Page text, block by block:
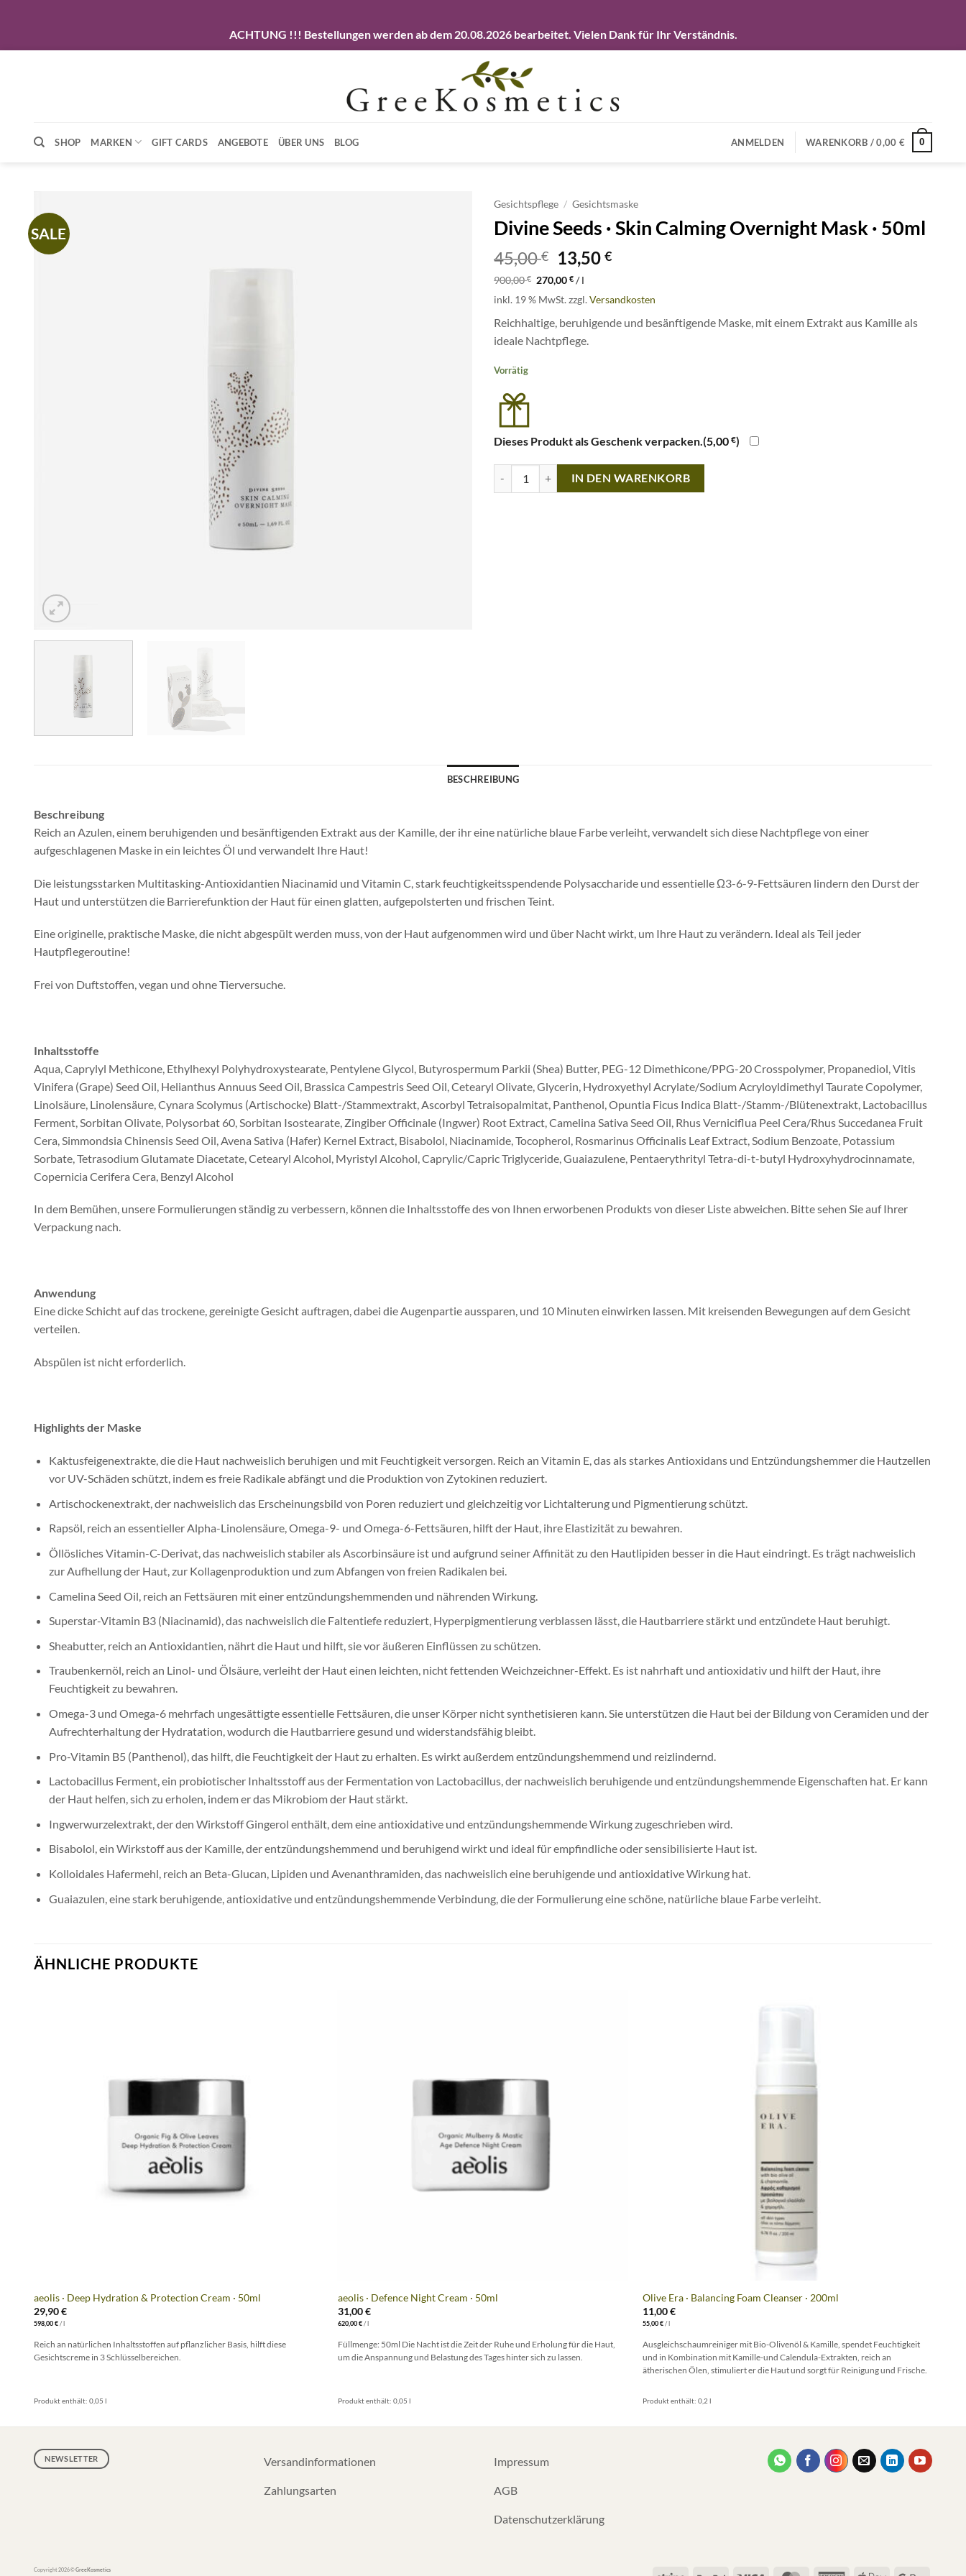
ACHTUNG !!! Bestellungen werden ab dem 20.08.2026 bearbeitet. Vielen Dank für Ihr Verständnis.
SHOP MARKEN GIFT CARDS ANGEBOTE ÜBER UNS BLOG ANMELDEN WARENKORB /0,00 € 0
SALE
Gesichtspflege / Gesichtsmaske
Divine Seeds · Skin Calming Overnight Mask · 50ml
45,00€
Ursprünglicher
Preis
war:
45,00 €
13,50€Aktueller
ist:
13,50 €.
900,00€ 270,00€ /l
inkl. 19 % MwSt.zzgl.Versandkosten
Reichhaltige, beruhigende und besänftigende Maske, mit einem Extrakt aus Kamille als
ideale Nachtpflege.
Vorrätig
Dieses Produkt als Geschenk verpacken.(5,00 €)
Divine Seeds · Skin Calming Overnight Mask · 50ml Menge
IN DEN WARENKORB
BESCHREIBUNG
Beschreibung
Reich an Azulen, einem beruhigenden und besänftigenden Extrakt aus der Kamille, der ihr eine natürliche blaue Farbe verleiht, verwandelt sich diese Nachtpflege von einer
aufgeschlagenen Maske in ein leichtes Öl und verwandelt Ihre Haut!
Die leistungsstarken Multitasking-Antioxidantien Νiacinamid und Vitamin C, stark feuchtigkeitsspendende Polysaccharide und essentielle Ω3-6-9-Fettsäuren lindern den Durst der
Haut und unterstützen die Barrierefunktion der Haut für einen glatten, aufgepolsterten und frischen Teint.
Eine originelle, praktische Maske, die nicht abgespült werden muss, von der Haut aufgenommen wird und über Nacht wirkt, um Ihre Haut zu verändern. Ideal als Teil jeder
Hautpflegeroutine!
Frei von Duftstoffen, vegan und ohne Tierversuche.
Inhaltsstoffe
Aqua, Caprylyl Methicone, Ethylhexyl Polyhydroxystearate, Pentylene Glycol, Butyrospermum Parkii (Shea) Butter, PEG-12 Dimethicone/PPG-20 Crosspolymer, Propanediol, Vitis
Vinifera (Grape) Seed Oil, Helianthus Annuus Seed Oil, Brassica Campestris Seed Oil, Cetearyl Olivate, Glycerin, Hydroxyethyl Acrylate/Sodium Acryloyldimethyl Taurate Copolymer,
Linolsäure, Linolensäure, Cynara Scolymus (Artischocke) Blatt-/Stammextrakt, Ascorbyl Tetraisopalmitat, Panthenol, Opuntia Ficus Indica Blatt-/Stamm-/Blütenextrakt, Lactobacillus
Ferment, Sorbitan Olivate, Polysorbat 60, Sorbitan Isostearate, Zingiber Officinale (Ingwer) Root Extract, Camelina Sativa Seed Oil, Rhus Verniciflua Peel Cera/Rhus Succedanea Fruit
Cera, Simmondsia Chinensis Seed Oil, Avena Sativa (Hafer) Kernel Extract, Bisabolol, Niacinamide, Tocopherol, Rosmarinus Officinalis Leaf Extract, Sodium Benzoate, Potassium
Sorbate, Tetrasodium Glutamate Diacetate, Cetearyl Alcohol, Myristyl Alcohol, Caprylic/Capric Triglyceride, Guaiazulene, Pentaerythrityl Tetra-di-t-butyl Hydroxyhydrocinnamate,
Copernicia Cerifera Cera, Benzyl Alcohol
In dem Bemühen, unsere Formulierungen ständig zu verbessern, können die Inhaltsstoffe des von Ihnen erworbenen Produkts von dieser Liste abweichen. Bitte sehen Sie auf Ihrer
Verpackung nach.
Anwendung
Eine dicke Schicht auf das trockene, gereinigte Gesicht auftragen, dabei die Augenpartie aussparen, und 10 Minuten einwirken lassen. Mit kreisenden Bewegungen auf dem Gesicht
verteilen.
Abspülen ist nicht erforderlich.
Highlights der Maske
Kaktusfeigenextrakte, die die Haut nachweislich beruhigen und mit Feuchtigkeit versorgen. Reich an Vitamin E, das als starkes Antioxidans und Entzündungshemmer die Hautzellen
vor UV-Schäden schützt, indem es freie Radikale abfängt und die Produktion von Zytokinen reduziert.
Artischockenextrakt, der nachweislich das Erscheinungsbild von Poren reduziert und gleichzeitig vor Lichtalterung und Pigmentierung schützt.
Rapsöl, reich an essentieller Alpha-Linolensäure, Omega-9- und Omega-6-Fettsäuren, hilft der Haut, ihre Elastizität zu bewahren.
Öllösliches Vitamin-C-Derivat, das nachweislich stabiler als Ascorbinsäure ist und aufgrund seiner Affinität zu den Hautlipiden besser in die Haut eindringt. Es trägt nachweislich
zur Aufhellung der Haut, zur Kollagenproduktion und zum Abfangen von freien Radikalen bei.
Camelina Seed Oil, reich an Fettsäuren mit einer entzündungshemmenden und nährenden Wirkung.
Superstar-Vitamin B3 (Niacinamid), das nachweislich die Faltentiefe reduziert, Hyperpigmentierung verblassen lässt, die Hautbarriere stärkt und entzündete Haut beruhigt.
Sheabutter, reich an Antioxidantien, nährt die Haut und hilft, sie vor äußeren Einflüssen zu schützen.
Traubenkernöl, reich an Linol- und Ölsäure, verleiht der Haut einen leichten, nicht fettenden Weichzeichner-Effekt. Es ist nahrhaft und antioxidativ und hilft der Haut, ihre
Feuchtigkeit zu bewahren.
Omega-3 und Omega-6 mehrfach ungesättigte essentielle Fettsäuren, die unser Körper nicht synthetisieren kann. Sie unterstützen die Haut bei der Bildung von Ceramiden und der
Aufrechterhaltung der Hydratation, wodurch die Hautbarriere gesund und widerstandsfähig bleibt.
Pro-Vitamin B5 (Panthenol), das hilft, die Feuchtigkeit der Haut zu erhalten. Es wirkt außerdem entzündungshemmend und reizlindernd.
Lactobacillus Ferment, ein probiotischer Inhaltsstoff aus der Fermentation von Lactobacillus, der nachweislich beruhigende und entzündungshemmende Eigenschaften hat. Er kann
der Haut helfen, sich zu erholen, indem er das Mikrobiom der Haut stärkt.
Ingwerwurzelextrakt, der den Wirkstoff Gingerol enthält, dem eine antioxidative und entzündungshemmende Wirkung zugeschrieben wird.
Bisabolol, ein Wirkstoff aus der Kamille, der entzündungshemmend und beruhigend wirkt und ideal für empfindliche oder sensibilisierte Haut ist.
Kolloidales Hafermehl, reich an Beta-Glucan, Lipiden und Avenanthramiden, das nachweislich eine beruhigende und antioxidative Wirkung hat.
Guaiazulen, eine stark beruhigende, antioxidative und entzündungshemmende Verbindung, die der Formulierung eine schöne, natürliche blaue Farbe verleiht.
ÄHNLICHE PRODUKTE
aeolis · Deep Hydration & Protection Cream · 50ml
29,90€
598,00€/l
Reich an natürlichen Inhaltsstoffen auf pflanzlicher Basis, hilft diese
Gesichtscreme in 3 Schlüsselbereichen.
Produkt enthält: 0,05
aeolis · Defence Night Cream · 50ml
31,00€
620,00€/l
Füllmenge: 50ml Die Nacht ist die Zeit der Ruhe und Erholung für die Haut,
um die Anspannung und Belastung des Tages hinter sich zu lassen.
Produkt enthält: 0,05
Olive Era · Balancing Foam Cleanser · 200ml
11,00€
55,00€/l
Ausgleichschaumreiniger mit Bio-Olivenöl & Kamille, spendet Feuchtigkeit
und in Kombination mit Kamille-und Calendula-Extrakten, reich an
ätherischen Ölen, stimuliert er die Haut und sorgt für Reinigung und Frische.
Produkt enthält: 0,2
NEWSLETTER Versandinformationen
Zahlungsarten
Impressum
AGB
Datenschutzerklärung
Copyright 2026 ©GreeKosmetics